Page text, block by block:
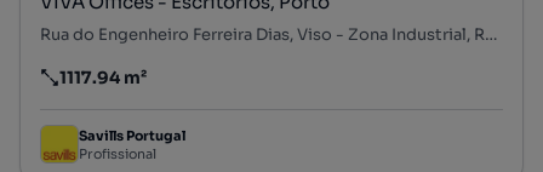
Rua do Engenheiro Ferreira Dias, Viso - Zona Industrial, Ramalde, Porto, Porto
Preço por metro quadrado
1117.94 m²
Savills Portugal
Profissional